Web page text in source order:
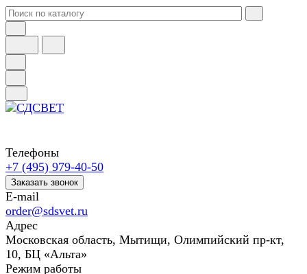
Телефоны
+7 (495) 979-40-50
Заказать звонок
E-mail
order@sdsvet.ru
Адрес
Московская область, Мытищи, Олимпийский пр-кт,
10, БЦ «Альта»
Режим работы